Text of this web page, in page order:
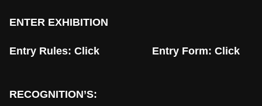
ENTER EXHIBITION
Entry Rules: Click Entry Form: Click
RECOGNITION’S: